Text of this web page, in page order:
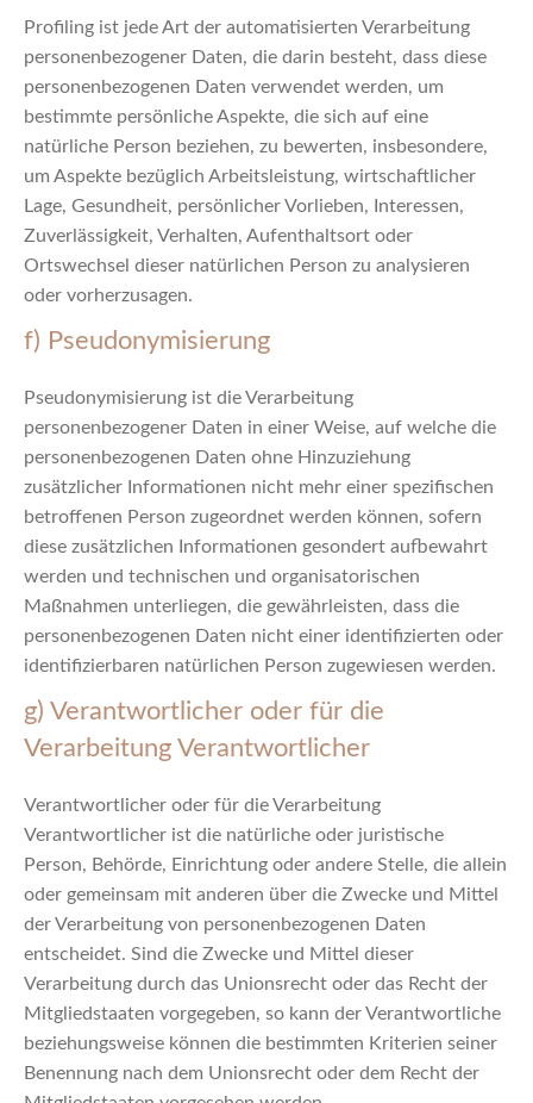
Profiling ist jede Art der automatisierten Verarbeitung
personenbezogener Daten, die darin besteht, dass diese
personenbezogenen Daten verwendet werden, um
bestimmte persönliche Aspekte, die sich auf eine
natürliche Person beziehen, zu bewerten, insbesondere,
um Aspekte bezüglich Arbeitsleistung, wirtschaftlicher
Lage, Gesundheit, persönlicher Vorlieben, Interessen,
Zuverlässigkeit, Verhalten, Aufenthaltsort oder
Ortswechsel dieser natürlichen Person zu analysieren
oder vorherzusagen.
f) Pseudonymisierung
Pseudonymisierung ist die Verarbeitung
personenbezogener Daten in einer Weise, auf welche die
personenbezogenen Daten ohne Hinzuziehung
zusätzlicher Informationen nicht mehr einer spezifischen
betroffenen Person zugeordnet werden können, sofern
diese zusätzlichen Informationen gesondert aufbewahrt
werden und technischen und organisatorischen
Maßnahmen unterliegen, die gewährleisten, dass die
personenbezogenen Daten nicht einer identifizierten oder
identifizierbaren natürlichen Person zugewiesen werden.
g) Verantwortlicher oder für die
Verarbeitung Verantwortlicher
Verantwortlicher oder für die Verarbeitung
Verantwortlicher ist die natürliche oder juristische
Person, Behörde, Einrichtung oder andere Stelle, die allein
oder gemeinsam mit anderen über die Zwecke und Mittel
der Verarbeitung von personenbezogenen Daten
entscheidet. Sind die Zwecke und Mittel dieser
Verarbeitung durch das Unionsrecht oder das Recht der
Mitgliedstaaten vorgegeben, so kann der Verantwortliche
beziehungsweise können die bestimmten Kriterien seiner
Benennung nach dem Unionsrecht oder dem Recht der